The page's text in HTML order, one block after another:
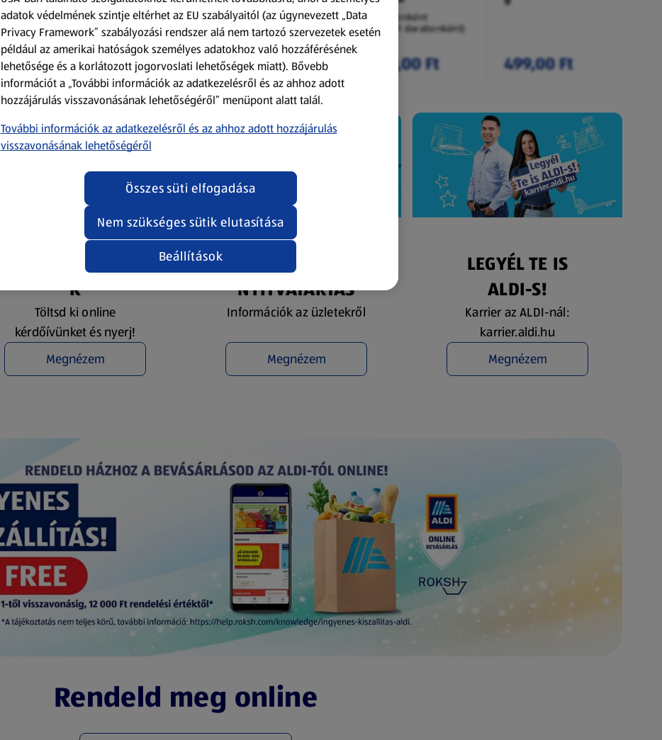
0,8 kg
(1 186,25 Ft/1 kg)
949,00 Ft
64 darabonként
(59,36 Ft/1 darabonként)
3 799,00 Ft
54 darabonként
(62,94 Ft/1 darabonként)
3 399,00 Ft 499,00 Ft
NYEREMÉNYJÁTÉ
K
Töltsd ki online
kérdőívünket és nyerj!
Megnézem
ÜZLETKERESŐ ÉS
NYITVATARTÁS
Információk az üzletekről
Megnézem
LEGYÉL TE IS
ALDI-S!
Karrier az ALDI-nál:
karrier.aldi.hu
Megnézem
Rendeld meg online
adatok védelmének szintje eltérhet az EU szabályaitól (az úgynevezett „Data
Privacy Framework” szabályozási rendszer alá nem tartozó szervezetek esetén
például az amerikai hatóságok személyes adatokhoz való hozzáférésének
lehetősége és a korlátozott jogorvoslati lehetőségek miatt). Bővebb
információt a „További információk az adatkezelésről és az ahhoz adott
hozzájárulás visszavonásának lehetőségéről” menüpont alatt talál.
További információk az adatkezelésről és az ahhoz adott hozzájárulás
visszavonásának lehetőségéről
Beállítások
Nem szükséges sütik elutasítása
Összes süti elfogadása